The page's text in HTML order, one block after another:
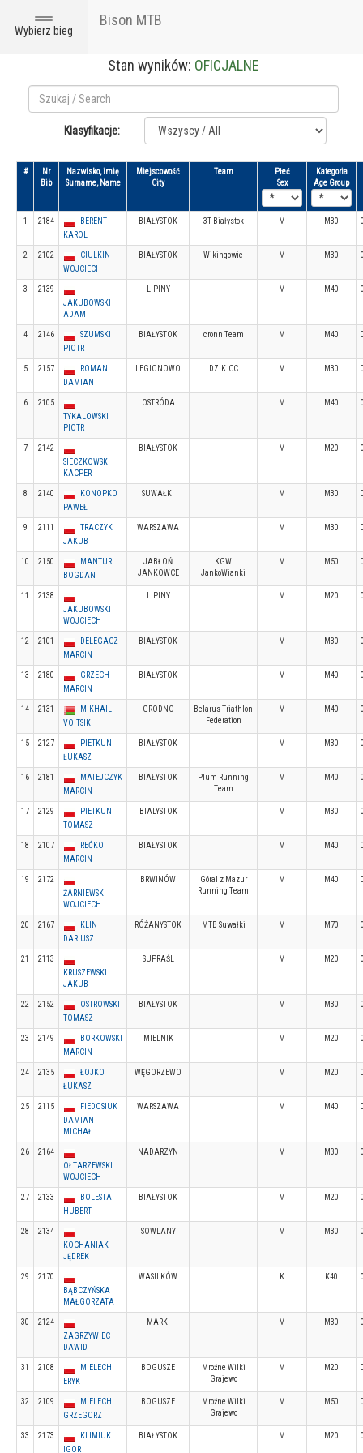
Toggle
navigation
Wybierz bieg
Bison MTB
Stan wyników: OFICJALNE
Klasyfikacje:
#
Nr
Bib
Nazwisko, imię
Surname, Name
Miejscowość
City
Team
Płeć
Sex
Kategoria
Age Group
1 2184
BERENT
KAROL
BIAŁYSTOK 3T Białystok M M30
2 2102
CIULKIN
WOJCIECH
BIAŁYSTOK Wikingowie M M30
3
2139
JAKUBOWSKI
ADAM
LIPINY M M40
4 2146
SZUMSKI
PIOTR
BIAŁYSTOK cronn Team M M40
5 2157
ROMAN
DAMIAN
LEGIONOWO DZIK.CC M M30
6
2105
TYKALOWSKI
PIOTR
OSTRÓDA M M40
7
2142
SIECZKOWSKI
KACPER
BIAŁYSTOK M M20
8 2140
KONOPKO
PAWEŁ
SUWAŁKI M M30
9 2111
TRACZYK
JAKUB
WARSZAWA M M30
10 2150
MANTUR
BOGDAN
JABŁOŃ
JANKOWCE
KGW
JankoWianki
M M50
11
2138
JAKUBOWSKI
WOJCIECH
LIPINY M M20
12 2101
DELEGACZ
MARCIN
BIAŁYSTOK M M30
13 2180
GRZECH
MARCIN
BIAŁYSTOK M M40
14 2131
MIKHAIL
VOITSIK
GRODNO
Belarus Triathlon
Federation
M M40
15 2127
PIETKUN
ŁUKASZ
BIAŁYSTOK M M30
16 2181
MATEJCZYK
MARCIN
BIAŁYSTOK
Plum Running
Team
M M40
17 2129
PIETKUN
TOMASZ
BIALYSTOK M M30
18 2107
REĆKO
MARCIN
BIAŁYSTOK M M40
19
2172
ŻARNIEWSKI
WOJCIECH
BRWINÓW
Góral z Mazur
Running Team
M M40
20 2167
KLIN
DARIUSZ
RÓŻANYSTOK MTB Suwałki M M70
21
2113
KRUSZEWSKI
JAKUB
SUPRAŚL M M20
22 2152
OSTROWSKI
TOMASZ
BIAŁYSTOK M M30
23 2149
BORKOWSKI
MARCIN
MIELNIK M M20
24 2135
ŁOJKO
ŁUKASZ
WĘGORZEWO M M20
25 2115
FIEDOSIUK
DAMIAN
MICHAŁ
WARSZAWA M M40
26
2164
OŁTARZEWSKI
WOJCIECH
NADARZYN M M30
27 2133
BOLESTA
HUBERT
BIAŁYSTOK M M20
28
2134
KOCHANIAK
JĘDREK
SOWLANY M M30
29
2170
BĄBCZYŃSKA
MAŁGORZATA
WASILKÓW K K40
30
2124
ZAGRZYWIEC
DAWID
MARKI M M30
31 2108
MIELECH
ERYK
BOGUSZE
Mroźne Wilki
Grajewo
M M20
32 2109
MIELECH
GRZEGORZ
BOGUSZE
Mroźne Wilki
Grajewo
M M50
33 2173
KLIMIUK
IGOR
BIAŁYSTOK M M20